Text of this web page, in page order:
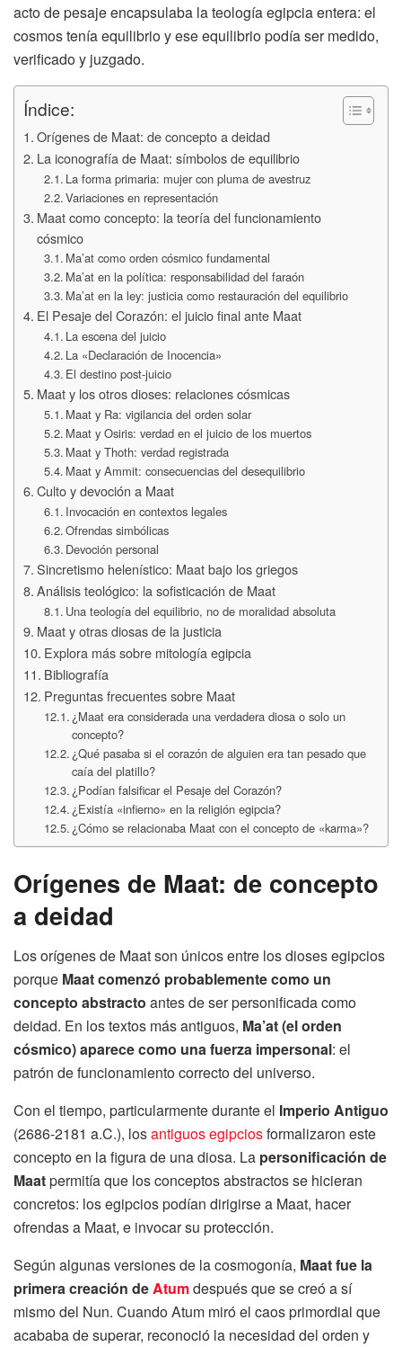
acto de pesaje encapsulaba la teología egipcia entera: el
cosmos tenía equilibrio y ese equilibrio podía ser medido,
verificado y juzgado.
Índice:
Orígenes de Maat: de concepto a deidad
La iconografía de Maat: símbolos de equilibrio
La forma primaria: mujer con pluma de avestruz
Variaciones en representación
Maat como concepto: la teoría del funcionamiento
cósmico
Ma’at como orden cósmico fundamental
Ma’at en la política: responsabilidad del faraón
Ma’at en la ley: justicia como restauración del equilibrio
El Pesaje del Corazón: el juicio final ante Maat
La escena del juicio
La «Declaración de Inocencia»
El destino post-juicio
Maat y los otros dioses: relaciones cósmicas
Maat y Ra: vigilancia del orden solar
Maat y Osiris: verdad en el juicio de los muertos
Maat y Thoth: verdad registrada
Maat y Ammit: consecuencias del desequilibrio
Culto y devoción a Maat
Invocación en contextos legales
Ofrendas simbólicas
Devoción personal
Sincretismo helenístico: Maat bajo los griegos
Análisis teológico: la sofisticación de Maat
Una teología del equilibrio, no de moralidad absoluta
Maat y otras diosas de la justicia
Explora más sobre mitología egipcia
Bibliografía
Preguntas frecuentes sobre Maat
¿Maat era considerada una verdadera diosa o solo un
concepto?
¿Qué pasaba si el corazón de alguien era tan pesado que
caía del platillo?
¿Podían falsificar el Pesaje del Corazón?
¿Existía «infierno» en la religión egipcia?
¿Cómo se relacionaba Maat con el concepto de «karma»?
Orígenes de Maat: de concepto
a deidad
Los orígenes de Maat son únicos entre los dioses egipcios
porque Maat comenzó probablemente como un
concepto abstracto antes de ser personificada como
deidad. En los textos más antiguos, Ma’at (el orden
cósmico) aparece como una fuerza impersonal: el
patrón de funcionamiento correcto del universo.
Con el tiempo, particularmente durante el Imperio Antiguo
(2686-2181 a.C.), losantiguos egipciosformalizaron este
concepto en la figura de una diosa. La personificación de
Maatpermitía que los conceptos abstractos se hicieran
concretos: los egipcios podían dirigirse a Maat, hacer
ofrendas a Maat, e invocar su protección.
Según algunas versiones de la cosmogonía, Maat fue la
primera creación deAtumdespués que se creó a sí
mismo del Nun. Cuando Atum miró el caos primordial que
acababa de superar, reconoció la necesidad del orden y